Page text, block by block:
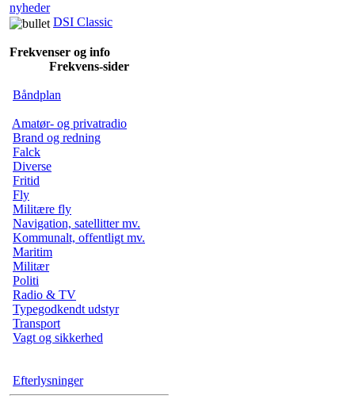
nyheder
DSI Classic
Frekvenser og info
Frekvens-sider
Båndplan
Amatør- og privatradio
Brand og redning
Falck
Diverse
Fritid
Fly
Militære fly
Navigation, satellitter mv.
Kommunalt, offentligt mv.
Maritim
Militær
Politi
Radio & TV
Typegodkendt udstyr
Transport
Vagt og sikkerhed
Efterlysninger